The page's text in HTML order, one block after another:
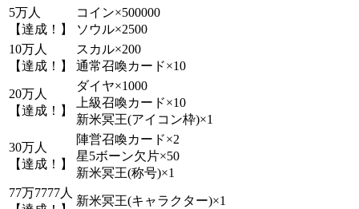
5万人
【達成！】
コイン×500000
ソウル×2500
10万人
【達成！】
スカル×200
通常召喚カード×10
20万人
【達成！】
ダイヤ×1000
上級召喚カード×10
新米冥王(アイコン枠)×1
30万人
【達成！】
陣営召喚カード×2
星5ボーン欠片×50
新米冥王(称号)×1
77万7777人
新米冥王(キャラクター)×1